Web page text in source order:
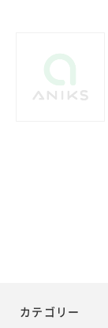
カテゴリー